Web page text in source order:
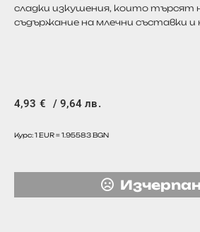
сладки изкушения, които търсят
съдържание на млечни съставки и
4,93 € / 9,64 лв.
Курс: 1 EUR = 1.95583 BGN
Изчерпан